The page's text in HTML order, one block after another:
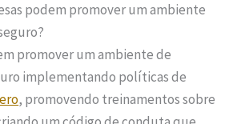
podem promover um ambiente
promover um ambiente de
implementando políticas de
, promovendo treinamentos sobre